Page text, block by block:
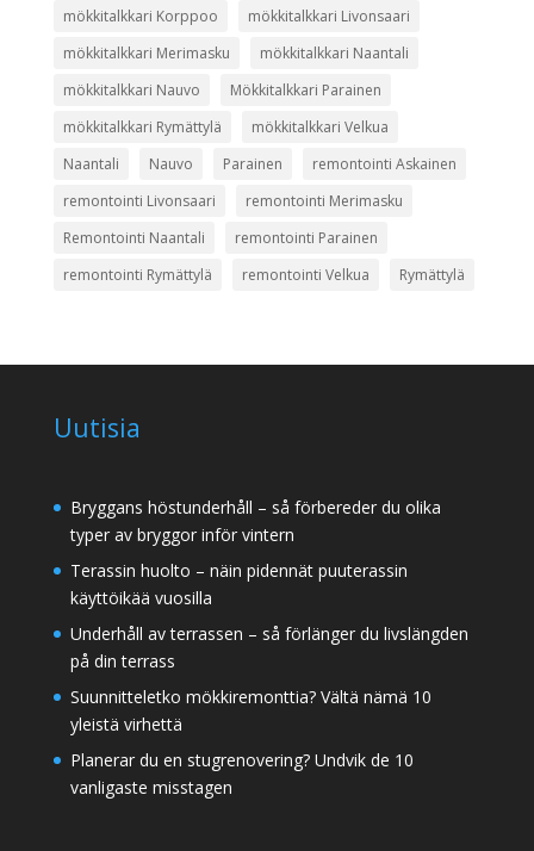
mökkitalkkari Korppoo
mökkitalkkari Livonsaari
mökkitalkkari Merimasku
mökkitalkkari Naantali
mökkitalkkari Nauvo
Mökkitalkkari Parainen
mökkitalkkari Rymättylä
mökkitalkkari Velkua
Naantali
Nauvo Parainen
remontointi Askainen
remontointi Livonsaari
remontointi Merimasku
Remontointi Naantali
remontointi Parainen
remontointi Rymättylä
remontointi Velkua Rymättylä
Uutisia
Bryggans höstunderhåll – så förbereder du olika
typer av bryggor inför vintern
Terassin huolto – näin pidennät puuterassin
käyttöikää vuosilla
Underhåll av terrassen – så förlänger du livslängden
på din terrass
Suunnitteletko mökkiremonttia? Vältä nämä 10
yleistä virhettä
Planerar du en stugrenovering? Undvik de 10
vanligaste misstagen